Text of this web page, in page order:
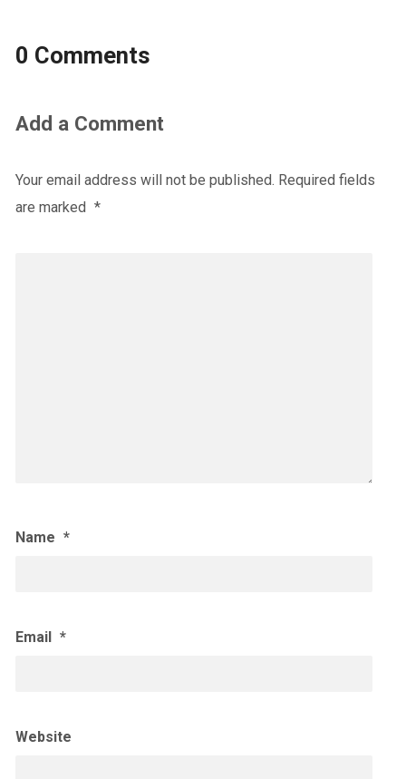
0 Comments
Add a Comment
Your email address will not be published. Required fields
are marked *
Name *
Email *
Website